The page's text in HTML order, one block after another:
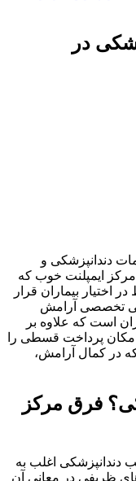
در
دندانپزشکی و
مرکز ایمپلنت خوب که
اختیار بیماران قرار
تخصصی آرامش
است که علاوه بر
امکان پرداخت قسطی را
در کمال آرامش،
فرق مرکز
دندانپزشکی اغلب به
ظریفی در معانی آن